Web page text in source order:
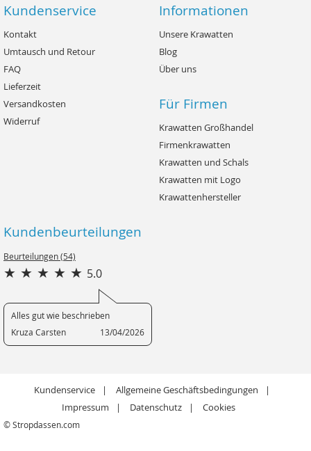
Kundenservice
Kontakt
Umtausch und Retour
FAQ
Lieferzeit
Versandkosten
Widerruf
Informationen
Unsere Krawatten
Blog
Über uns
Für Firmen
Krawatten Großhandel
Firmenkrawatten
Krawatten und Schals
Krawatten mit Logo
Krawattenhersteller
Kundenbeurteilungen
Beurteilungen (54)
5.0
Alles gut wie beschrieben
Kruza Carsten
13/04/2026
Kundenservice
Allgemeine Geschäftsbedingungen
Impressum
Datenschutz Cookies
© Stropdassen.com